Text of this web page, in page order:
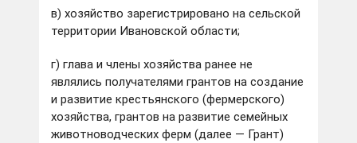
в) хозяйство зарегистрировано на сельской
территории Ивановской области;
г) глава и члены хозяйства ранее не
являлись получателями грантов на создание
и развитие крестьянского (фермерского)
хозяйства, грантов на развитие семейных
животноводческих ферм (далее — Грант)